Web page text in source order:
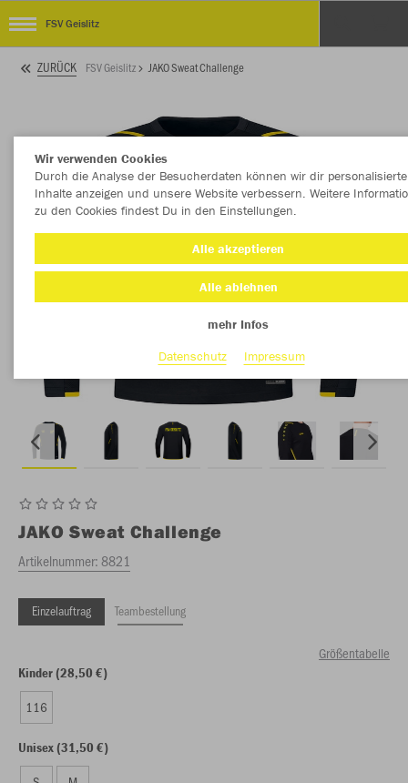
FSV Geislitz
ZURÜCK FSV Geislitz JAKO Sweat Challenge
JAKO Sweat Challenge
Artikelnummer:8821
Einzelauftrag Teambestellung
Größentabelle
Kinder (28,50 €)
116
Unisex (31,50 €)
Wir verwenden Cookies
Durch die Analyse der Besucherdaten können wir dir personalisierte
Inhalte anzeigen und unsere Website verbessern. Weitere
zu den Cookies findest Du in den Einstellungen.
Alle akzeptieren
Alle ablehnen
mehr Infos
Datenschutz
Impressum